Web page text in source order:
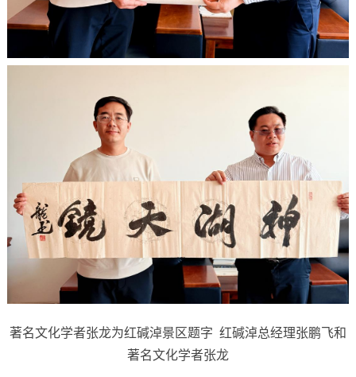
著名文化学者张龙为红碱淖景区题字 红碱淖总经理张鹏飞和
著名文化学者张龙